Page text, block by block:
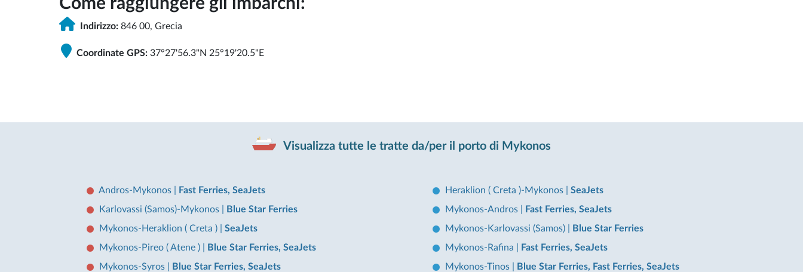
Come raggiungere gli imbarchi:
Indirizzo: 846 00, Grecia
Coordinate GPS: 37°27'56.3"N 25°19'20.5"E
Visualizza tutte le tratte da/per il porto di Mykonos
Andros-Mykonos Fast Ferries, SeaJets Heraklion ( Creta )-Mykonos
SeaJets
Karlovassi (Samos)-Mykonos
Blue Star Ferries Mykonos-Andros
Fast Ferries, SeaJets
Mykonos-Heraklion ( Creta )
SeaJets Mykonos-Karlovassi (Samos)
Blue Star Ferries
Mykonos-Pireo ( Atene )
Blue Star Ferries, SeaJets Mykonos-Rafina
Fast Ferries, SeaJets
Mykonos-Syros
Blue Star Ferries, SeaJets Mykonos-Tinos
Blue Star Ferries, Fast Ferries, SeaJets